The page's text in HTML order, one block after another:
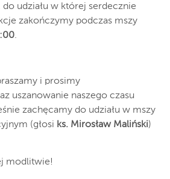
do udziału w której serdecznie
zakończymy podczas mszy
.
i prosimy
uszanowanie naszego czasu
zachęcamy do udziału w mszy
(głosi ks. Mirosław Maliński)
modlitwie!